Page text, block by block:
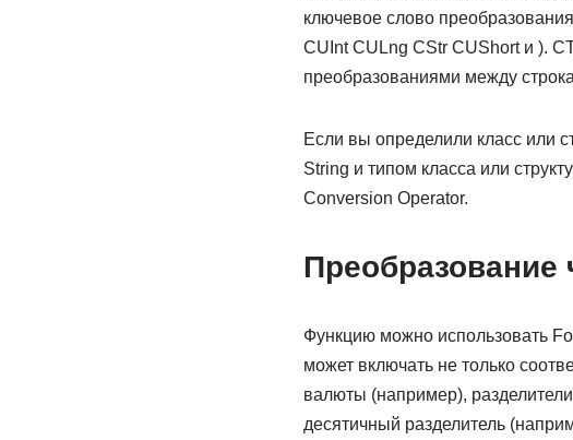
ключевое слово
CUInt CULng CStr CUShort и ).
преобразованиями между
Если вы определили класс или
String и типом класса или
Conversion Operator.
Преобразование
Функцию можно использовать
может включать не только
валюты (например),
десятичный разделитель